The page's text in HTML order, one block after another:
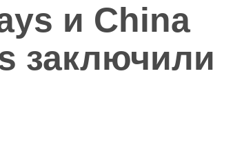
и China
заключили